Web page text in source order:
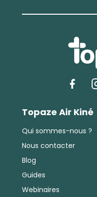
Topaze Air Kiné
Qui sommes-nous ?
Nous contacter
Blog
Guides
Webinaires